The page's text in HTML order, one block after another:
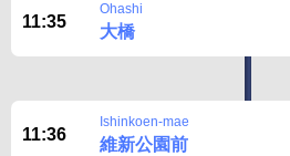
11:35
Ohashi
大橋
11:36
Ishinkoen-mae
維新公園前